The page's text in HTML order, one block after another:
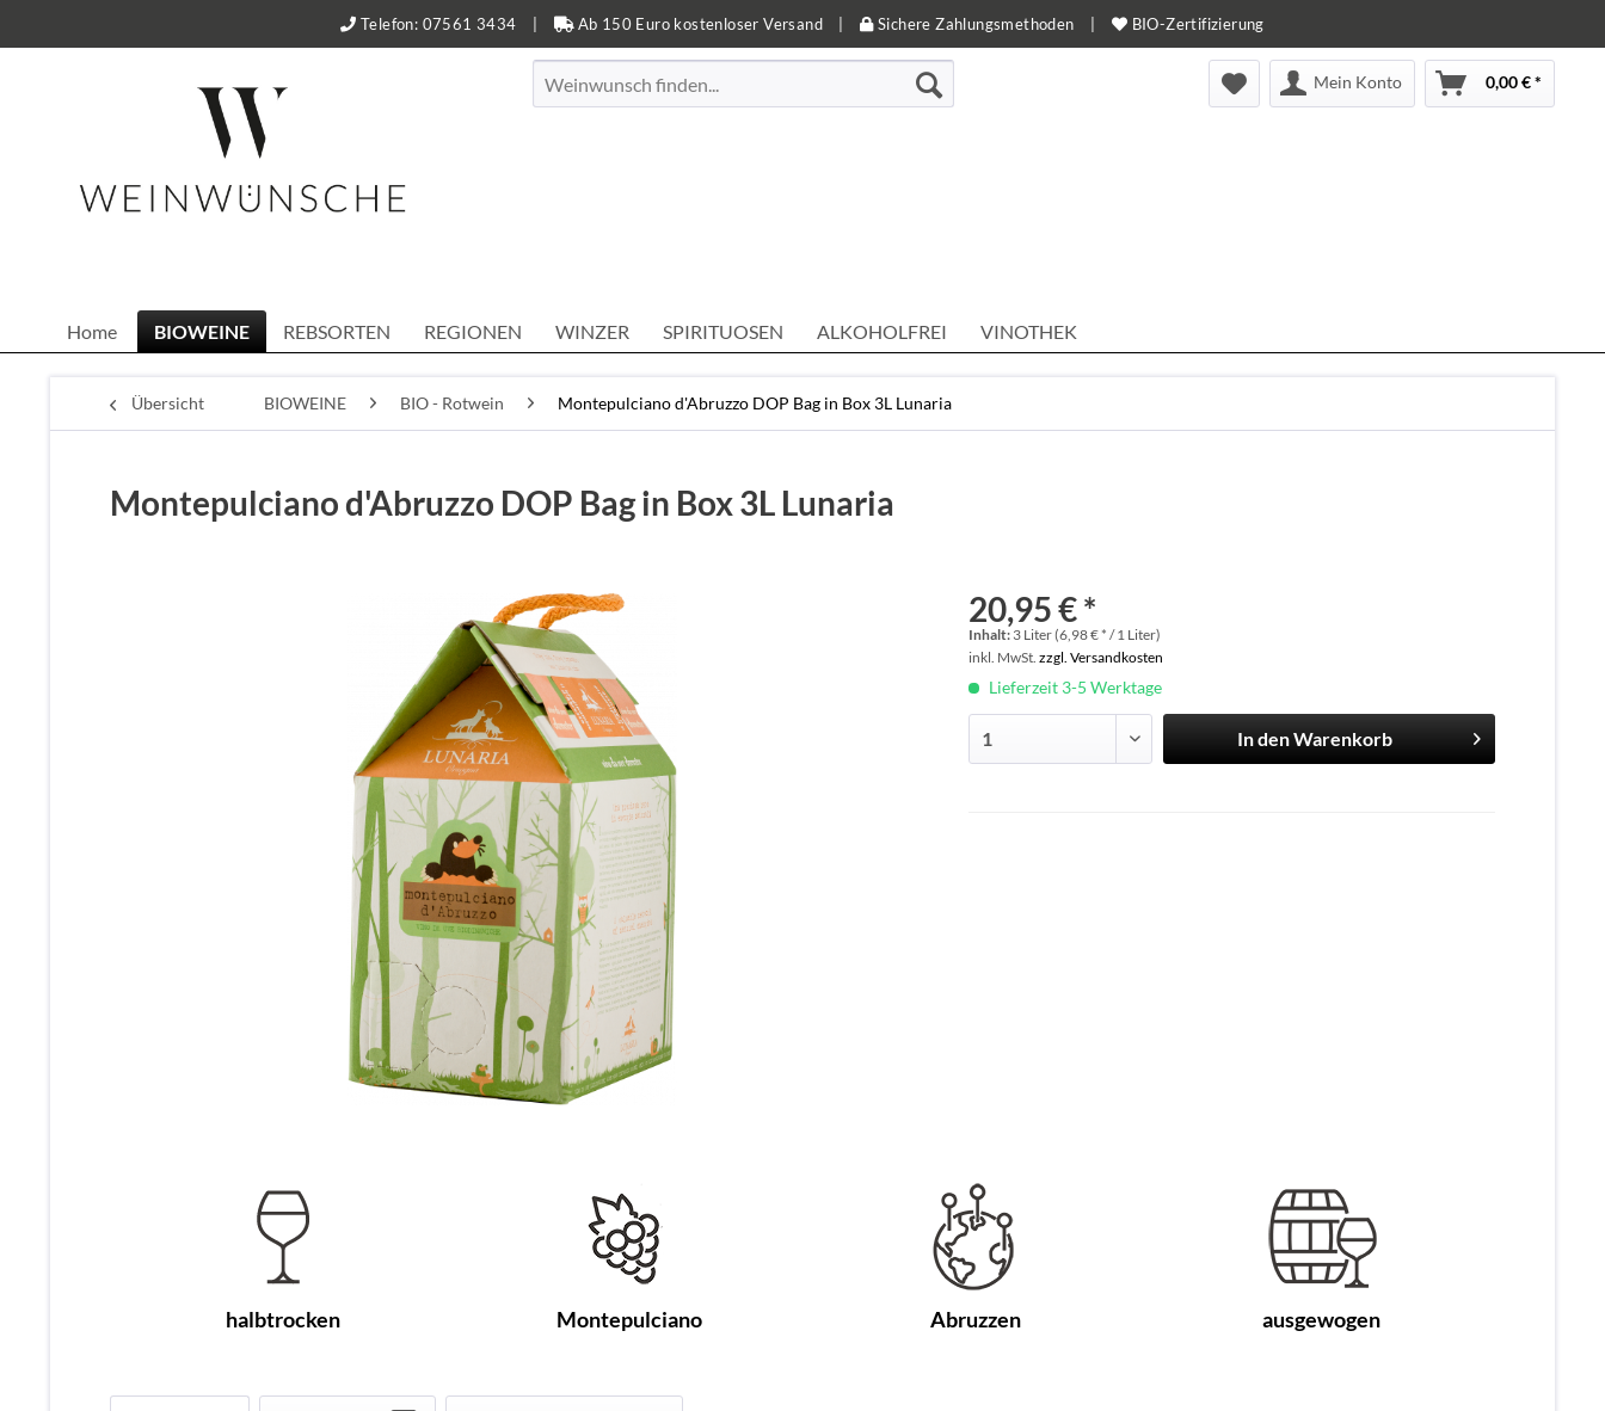
Telefon: 07561 3434 Ab 150 Euro kostenloser Versand Sichere Zahlungsmethoden BIO-Zertifizierung
Mein Konto 0,00 € *
Home BIOWEINE REBSORTEN REGIONEN WINZER SPIRITUOSEN ALKOHOLFREI VINOTHEK
Übersicht BIOWEINE BIO - Rotwein Montepulciano d'Abruzzo DOP Bag in Box 3L Lunaria
Montepulciano d'Abruzzo DOP Bag in Box 3L Lunaria
20,95 € *
Inhalt: 3 Liter (6,98 € * / 1 Liter)
inkl. MwSt.zzgl. Versandkosten
Lieferzeit 3-5 Werktage
In denWarenkorb
halbtrocken Montepulciano Abruzzen ausgewogen